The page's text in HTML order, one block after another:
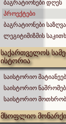
ბაგრატიონები დღეს
პროექტები
ბაგრატიონები
ლეგიტიმიზმის
საქართველოს
ისტორია
საისტორიო
საისტორიო
საისტორიო
მსოფლიო